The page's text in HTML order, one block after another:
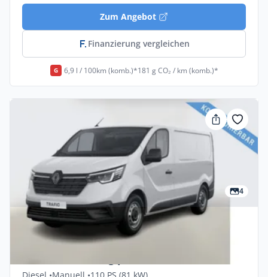
Zum Angebot
Finanzierung vergleichen
G 6,9 l / 100km (komb.)*181 g CO₂ / km (komb.)*
4
Privat & Gewerbe
Renault Trafic Komfort L1H1 2,8t Blue dCi